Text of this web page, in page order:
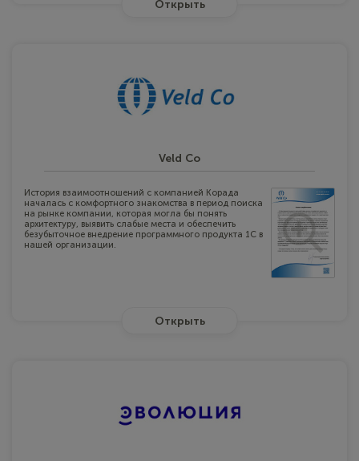
Открыть
Veld Co
История взаимоотношений с компанией Корада
началась с комфортного знакомства в период поиска
на рынке компании, которая могла бы понять
архитектуру, выявить слабые места и обеспечить
безубыточное внедрение программного продукта 1С в
нашей организации.
Открыть